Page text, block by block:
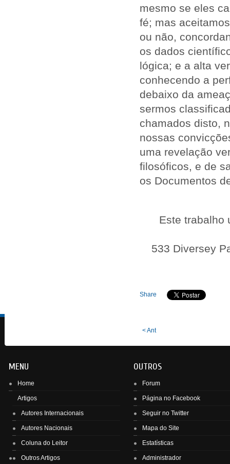
mesmo se eles
fé; mas
ou não,
os dados
lógica; e a alta
conhecendo a
debaixo da
sermos
chamados disto,
nossas
uma revelação
filosóficos, e de
os Documentos
Este trabalho
533 Diversey
Share
< Ant
MENU
Home
Artigos
Autores Internacionais
Autores Nacionais
Coluna do Leitor
Outros Artigos
OUTROS
Forum
Página no Facebook
Seguir no Twitter
Mapa do Site
Estatísticas
Administrador